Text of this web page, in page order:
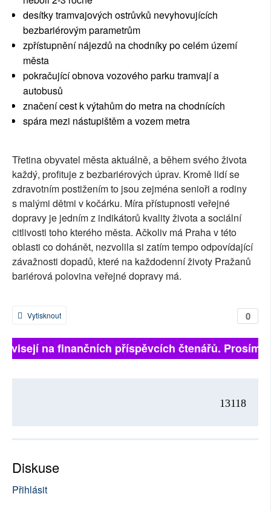
desítky tramvajových ostrůvků nevyhovujících
bezbariérovým parametrům
zpřístupnění nájezdů na chodníky po celém území
města
pokračující obnova vozového parku tramvají a
autobusů
značení cest k výtahům do metra na chodnících
spára mezi nástupištěm a vozem metra
Třetina obyvatel města aktuálně, a během svého života
každý, profituje z bezbariérových úprav. Kromě lidí se
zdravotním postižením to jsou zejména senioři a rodiny
s malými dětmi v kočárku. Míra přístupnosti veřejné
dopravy je jedním z indikátorů kvality života a sociální
citlivosti toho kterého města. Ačkoliv má Praha v této
oblasti co dohánět, nezvolila si zatím tempo odpovídající
závažnosti dopadů, které na každodenní životy Pražanů
bariérová polovina veřejné dopravy má.
0
Vytisknout
na finančních příspěvcích čtenářů.
13118
Diskuse
Přihlásit